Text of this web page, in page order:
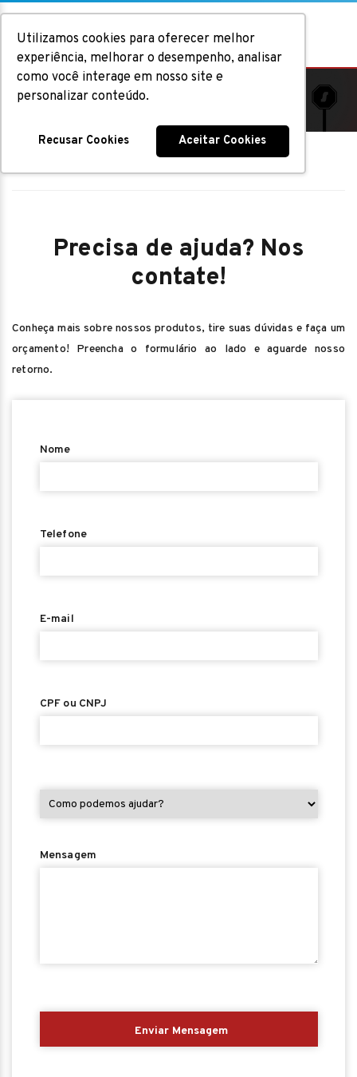
Utilizamos cookies para oferecer melhor
experiência, melhorar o desempenho, analisar
como você interage em nosso site e
personalizar conteúdo.
Recusar Cookies Aceitar Cookies
Contato
Precisa de ajuda? Nos
contate!
Conheça mais sobre nossos produtos, tire suas dúvidas e faça um
orçamento! Preencha o formulário ao lado e aguarde nosso
retorno.
Nome
Telefone
E-mail
CPF ou CNPJ
Mensagem